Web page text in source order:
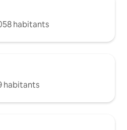
habitants
habitants